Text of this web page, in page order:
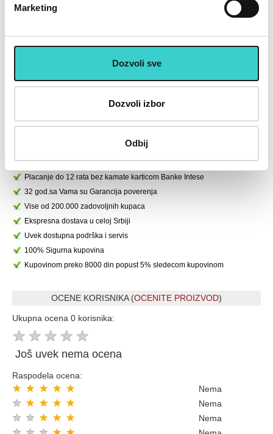
Marketing
Dozvoli sve
Dozvoli izbor
Odbij
RING Bumper tegovi ploče u
RING Bumper tegovi ploče u
U cenu je uključen PDV
Placanje do 12 rata bez kamate karticom Banke Intese
32 god.sa Vama su Garancija poverenja
Vise od 200.000 zadovoljnih kupaca
Ekspresna dostava u celoj Srbiji
Uvek dostupna podrška i servis
100% Sigurna kupovina
Kupovinom preko 8000 din popust 5% sledecom kupovinom
OCENE KORISNIKA (OCENITE PROIZVOD)
Ukupna ocena 0 korisnika:
★ ★ ★ ★ ★
Još uvek nema ocena
Raspodela ocena:
★
★
★
★
★ Nema
★
★
★
★
★ Nema
★
★
★
★
★ Nema